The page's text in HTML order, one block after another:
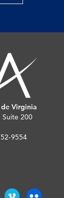
Virginia
Suite 200
9554